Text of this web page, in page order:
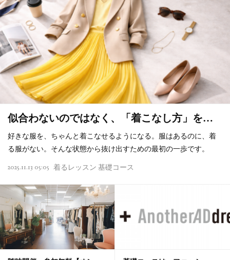
似合わないのではなく、「着こなし方」を…
好きな服を、ちゃんと着こなせるようになる。服はあるのに、着
る服がない。そんな状態から抜け出すための最初の一歩です。
2025.11.13 05:05 着るレッスン 基礎コース